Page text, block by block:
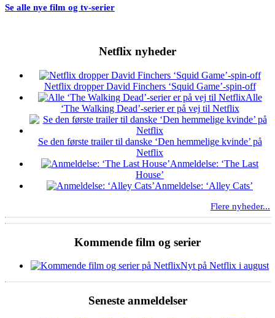
Se alle nye film og tv-serier
Netflix nyheder
Netflix dropper David Finchers ‘Squid Game’-spin-off
Alle
‘The Walking Dead’-serier er på vej til Netflix
Se den første trailer til danske ‘Den hemmelige kvinde’ på
Netflix
Anmeldelse: ‘The Last
House’
Anmeldelse: ‘Alley Cats’
Flere nyheder...
Kommende film og serier
Nyt på Netflix i august
Seneste anmeldelser